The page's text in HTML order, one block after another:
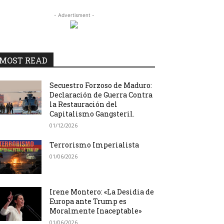
- Advertisment -
READ
Secuestro Forzoso de Maduro:
Declaración de Guerra Contra
la Restauración del
Capitalismo Gangsteril.
01/12/2026
Terrorismo Imperialista
01/06/2026
Irene Montero: «La Desidia de
Europa ante Trump es
Moralmente Inaceptable»
01/06/2026